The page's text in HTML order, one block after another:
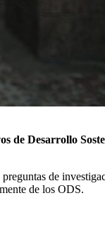
de Desarrollo
de
de los ODS.